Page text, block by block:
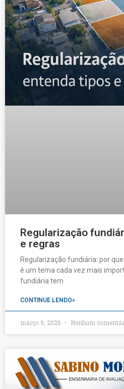
Regularização
e regras
Regularização fundiária: por
é um tema cada vez mais
fundiária tem
CONTINUE LENDO»
março 9, 2026 Nenhum